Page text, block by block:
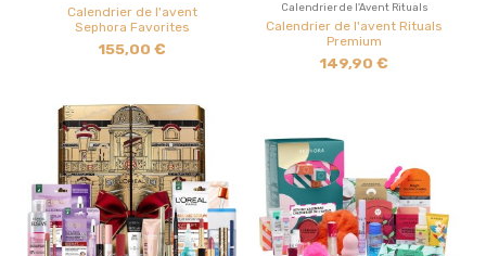
Calendrier de l'avent
Sephora Favorites
155,00 €
Calendrier de l'Avent Rituals
Calendrier de l'avent Rituals
Premium
149,90 €